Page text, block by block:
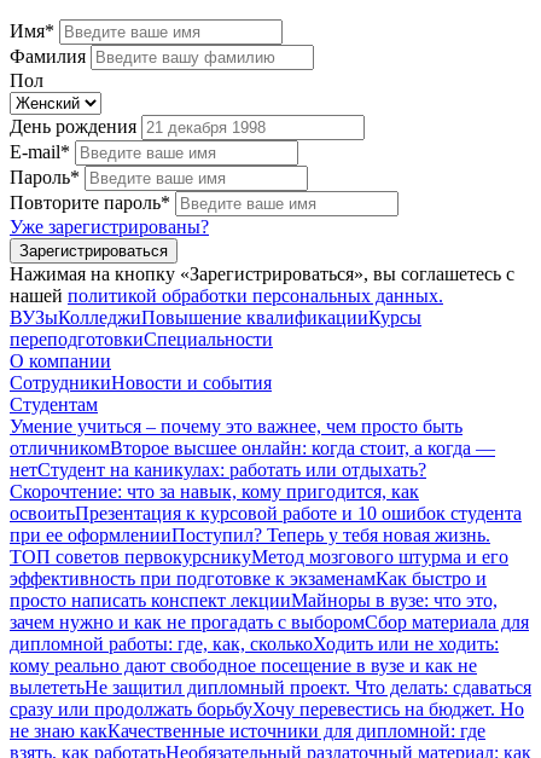
Имя*
Фамилия
Пол
День рождения
E-mail*
Пароль*
Повторите пароль*
Уже зарегистрированы?
Зарегистрироваться
Нажимая на кнопку «Зарегистрироваться», вы соглашетесь с
нашей политикой обработки персональных данных.
ВУЗыКолледжиПовышение квалификацииКурсы
переподготовкиСпециальности
О компании
СотрудникиНовости и события
Студентам
Умение учиться – почему это важнее, чем просто быть
отличникомВторое высшее онлайн: когда стоит, а когда —
нетСтудент на каникулах: работать или отдыхать?
Скорочтение: что за навык, кому пригодится, как
освоитьПрезентация к курсовой работе и 10 ошибок студента
при ее оформленииПоступил? Теперь у тебя новая жизнь.
ТОП советов первокурсникуМетод мозгового штурма и его
эффективность при подготовке к экзаменамКак быстро и
просто написать конспект лекцииМайноры в вузе: что это,
зачем нужно и как не прогадать с выборомСбор материала для
дипломной работы: где, как, сколькоХодить или не ходить:
кому реально дают свободное посещение в вузе и как не
вылететьНе защитил дипломный проект. Что делать: сдаваться
сразу или продолжать борьбуХочу перевестись на бюджет. Но
не знаю какКачественные источники для дипломной: где
взять, как работатьНеобязательный раздаточный материал: как